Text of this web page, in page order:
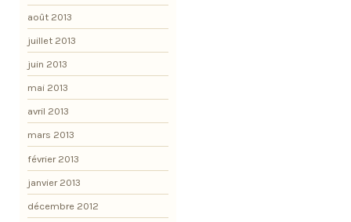
août 2013
juillet 2013
juin 2013
mai 2013
avril 2013
mars 2013
février 2013
janvier 2013
décembre 2012